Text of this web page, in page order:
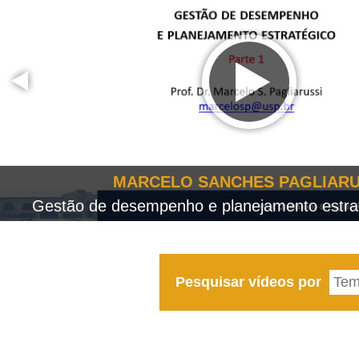
MARCELO SANCHES
Gestão de desempenho e planejamento
Pesquisar vídeos por